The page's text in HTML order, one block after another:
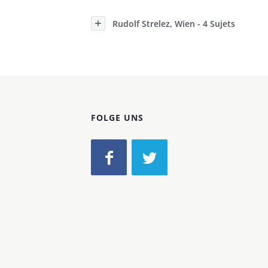
Rudolf Strelez, Wien - 4 Sujets
FOLGE UNS